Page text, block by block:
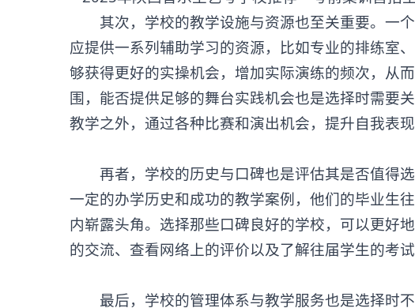
其次，学校的教学设施与资源也至关重要。一
应提供一系列辅助学习的资源，比如专业的排练室
够获得更好的实操机会，增加实际演练的频次，从
围，能否提供足够的舞台实践机会也是选择时需要
教学之外，通过各种比赛和演出机会，提升自我表现
再者，学校的历史与口碑也是评估其是否值得
一定的办学历史和成功的教学案例，他们的毕业生
内崭露头角。选择那些口碑良好的学校，可以更好
的交流、查看网络上的评价以及了解往届学生的考
最后，学校的管理体系与教学服务也是选择时